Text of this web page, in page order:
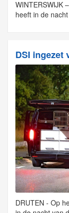
WINTERSWIJK
heeft in de
DSI ingezet
DRUTEN - Op